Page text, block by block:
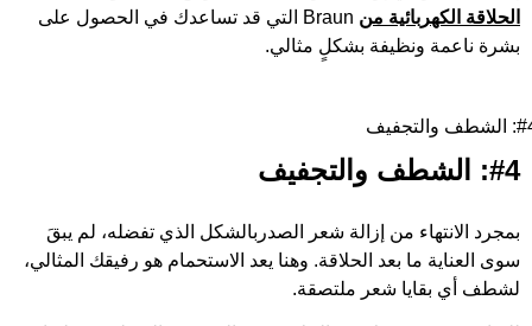
الحلاقة الكهربائية من
Braun التي قد تساعدك في الحصول على
بشرة ناعمة ونظيفة بشكلٍ مثالي.
والتجفيف
#4: الشطف والتجفيف
بمجرد الانتهاء من إزالة شعر الصدربالشكل الذي تفضله، لم يبقَ
سوى العناية ما بعد الحلاقة. وهنا يعد الاستحمام هو رفيقك المثالي،
لشطف أي بقايا شعر ملتصقة.